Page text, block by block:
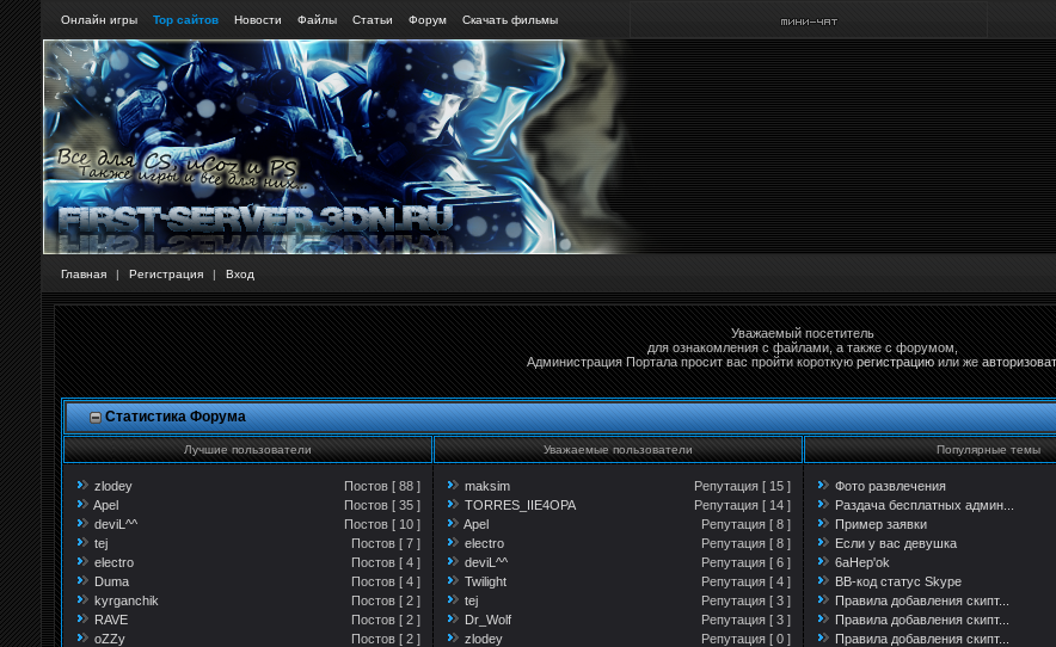
Онлайн игры Тор сайтов Новости Файлы Статьи Форум Скачать фильмы
Главная | Регистрация | Вход
Уважаемый посетитель
для ознакомления с файлами, а также с форумом,
Администрация Портала просит вас пройти короткуюрегистрациюили же
Статистика Форума
Лучшие пользователи Уважаемые пользователи Популярные темы
zlodey
Постов [ 88 ]
Apel
Постов [ 35 ]
deviL^^
Постов [ 10 ]
tej
Постов [ 7 ]
electro
Постов [ 4 ]
Duma
Постов [ 4 ]
kyrganchik
Постов [ 2 ]
RAVE
Постов [ 2 ]
oZZy
Постов [ 2 ]
maksim
Репутация [ 15 ]
TORRES_IIE4OPA
Репутация [ 14 ]
Apel
Репутация [ 8 ]
electro
Репутация [ 8 ]
deviL^^
Репутация [ 6 ]
Twilight
Репутация [ 4 ]
tej
Репутация [ 3 ]
Dr_Wolf
Репутация [ 3 ]
zlodey
Репутация [ 0 ]
Фото развлечения
Раздача бесплатных админ...
Пример заявки
Если у вас девушка
6aHep'ok
BB-код статус Skype
Правила добавления скипт...
Правила добавления скипт...
Правила добавления скипт...